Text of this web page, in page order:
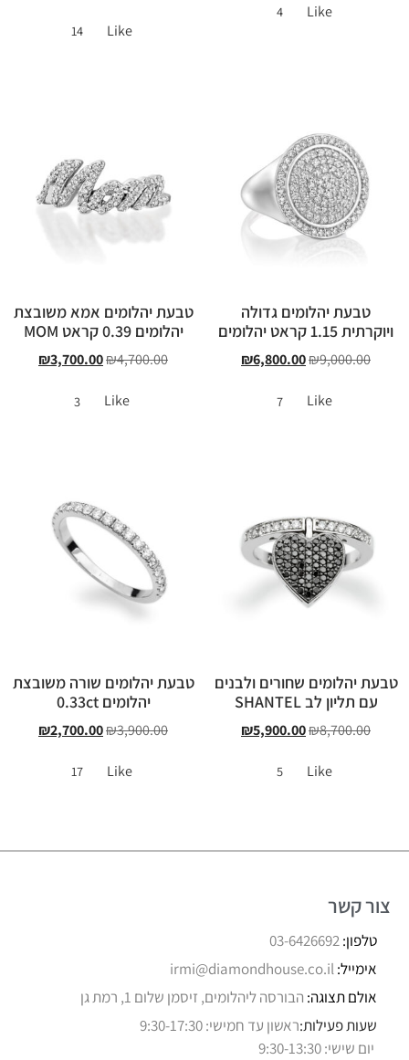
Like
4
Like
14
טבעת יהלומים גדולה
ויוקרתית 1.15 קראט יהלומים
₪9,000.00
₪6,800.00
Like
7
טבעת יהלומים אמא משובצת
יהלומים 0.39 קראט MOM
₪4,700.00
₪3,700.00
Like
3
טבעת יהלומים שחורים ולבנים
עם תליון לב SHANTEL
₪8,700.00
₪5,900.00
Like
5
טבעת יהלומים שורה משובצת
יהלומים 0.33ct
₪3,900.00
₪2,700.00
Like
17
צור קשר
טלפון:03-6426692
אימייל:irmi@diamondhouse.co.il
אולם תצוגה: הבורסה ליהלומים, זיסמן שלום 1, רמת גן
שעות פעילות:ראשון עד חמישי: 9:30-17:30
יום שישי: 9:30-13:30